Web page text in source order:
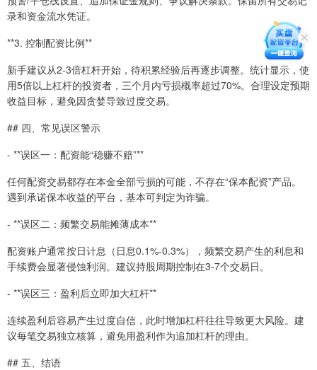
录和资金流水凭证。
**3. 控制配资比例**
新手建议从2-3倍杠杆开始，待积累经验后再逐步调整。统计显示，使
用5倍以上杠杆的投资者，三个月内亏损概率超过70%。合理设定预期
收益目标，避免因贪婪导致过度交易。
## 四、常见误区警示
- **误区一：配资能“稳赚不赔”**
任何配资交易都存在本金全部亏损的可能，不存在“保本配资”产品。
遇到承诺保本收益的平台，基本可判定为诈骗。
- **误区二：频繁交易能摊薄成本**
配资账户通常按日计息（日息0.1%-0.3%），频繁交易产生的利息和
手续费会显著侵蚀利润。建议持股周期控制在3-7个交易日。
- **误区三：盈利后立即加大杠杆**
连续盈利后容易产生过度自信，此时增加杠杆往往导致更大风险。建
议每笔交易独立核算，避免用盈利作为追加杠杆的理由。
## 五、结语